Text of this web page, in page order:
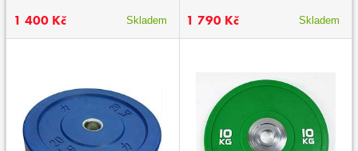
1 400 Kč Skladem 1 790 Kč Skladem